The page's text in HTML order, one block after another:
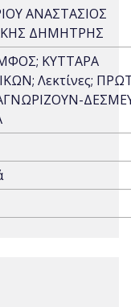
ΑΝΑΣΤΑΣΙΟΣ
ΔΗΜΗΤΡΗΣ
ΚΥΤΤΑΡΑ
Λεκτίνες;